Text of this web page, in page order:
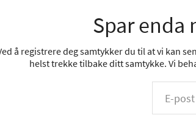
Spar enda
å registrere deg samtykker du til at vi kan
helst trekke tilbake ditt samtykke. Vi